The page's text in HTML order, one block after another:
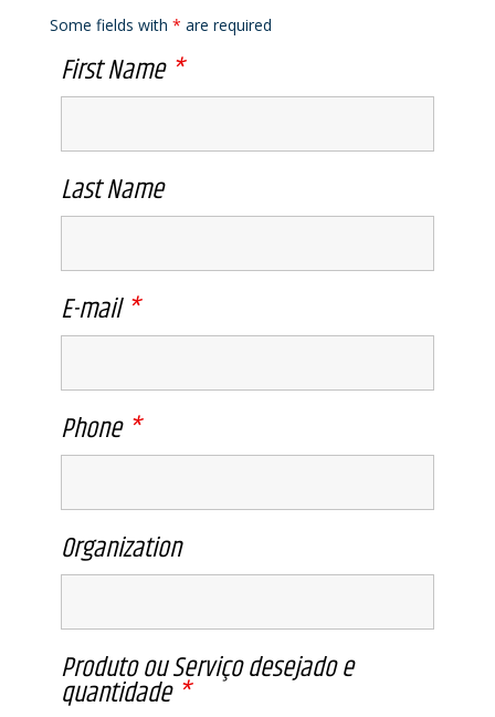
Some fields with * are required
First Name *
Last Name
E-mail*
Phone *
Organization
Produto ou Serviço desejado e
quantidade *